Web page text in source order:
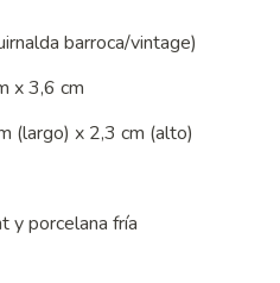
barroca/vintage)
x 3,6 cm
(largo) x 2,3 cm (alto)
y porcelana fría